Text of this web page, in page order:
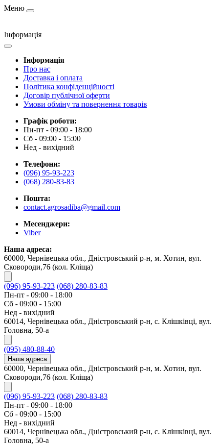
Меню
Інформація
Інформація
Про нас
Доставка і оплата
Політика конфіденційності
Договір публічної оферти
Умови обміну та повернення товарів
Графік роботи:
Пн-пт - 09:00 - 18:00
Сб - 09:00 - 15:00
Нед - вихідний
Телефони:
(096) 95-93-223
(068) 280-83-83
Пошта:
contact.agrosadiba@gmail.com
Месенджери:
Viber
Наша адреса:
60000, Чернівецька обл., Дністровський р-н, м. Хотин, вул.
Сковороди,76 (кол. Кліща)
(096) 95-93-223 (068) 280-83-83
Пн-пт - 09:00 - 18:00
Сб - 09:00 - 15:00
Нед - вихідний
60014, Чернівецька обл., Дністровський р-н, с. Клішківці, вул.
Головна, 50-а
(095) 480-88-40
Наша адреса
60000, Чернівецька обл., Дністровський р-н, м. Хотин, вул.
Сковороди,76 (кол. Кліща)
(096) 95-93-223 (068) 280-83-83
Пн-пт - 09:00 - 18:00
Сб - 09:00 - 15:00
Нед - вихідний
60014, Чернівецька обл., Дністровський р-н, с. Клішківці, вул.
Головна, 50-а